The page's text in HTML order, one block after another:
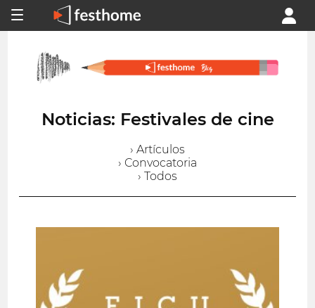
Noticias: Festivales de cine
› Artículos
› Convocatoria
› Todos